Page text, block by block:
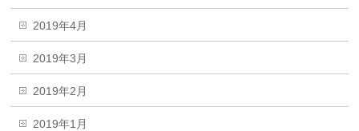
2019年4月
2019年3月
2019年2月
2019年1月